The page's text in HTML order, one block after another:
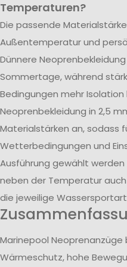
Temperaturen?
Die passende
Außentemperatur und
Dünnere
Sommertage, während
Bedingungen mehr
Neoprenbekleidung in 2,5
Materialstärken an, sodass
Wetterbedingungen und
Ausführung gewählt
neben der Temperatur
die jeweilige
Marinepool
Wärmeschutz, hohe